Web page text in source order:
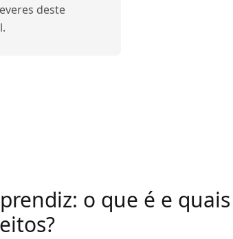
deste
o que é e